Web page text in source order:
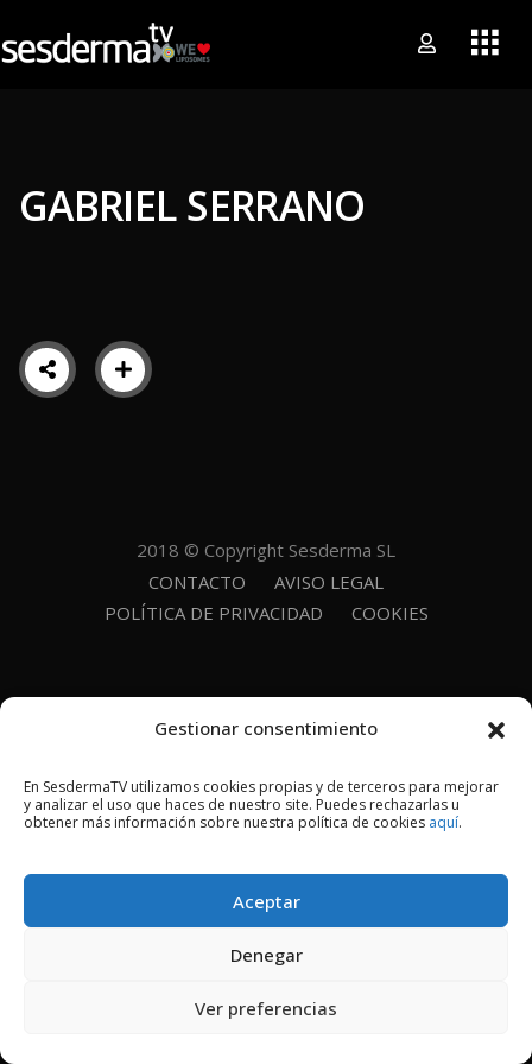
Gestionar consentimiento
En SesdermaTV utilizamos cookies propias y de terceros para mejorar
y analizar el uso que haces de nuestro site. Puedes rechazarlas u
obtener más información sobre nuestra política de cookies aquí.
Aceptar
Denegar
Ver preferencias
GABRIEL SERRANO
2018 © Copyright Sesderma SL
CONTACTO
AVISO LEGAL
POLÍTICA DE PRIVACIDAD
COOKIES